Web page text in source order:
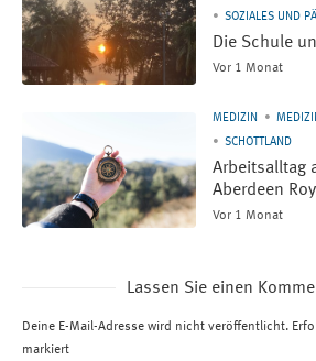
SOZIALES UND
Die Schule
Vor 1 Monat
MEDIZIN
SCHOTTLAND
Arbeitsalltag
Aberdeen
Vor 1 Monat
Lassen Sie einen
Deine E-Mail-Adresse wird nicht veröffentlicht.
markiert